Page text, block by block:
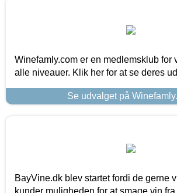
Winefamly.com er en medlemsklub for
alle niveauer. Klik her for at se deres
Se udvalget på
BayVine.dk blev startet fordi de gerne
kunder muligheden for at smage vin